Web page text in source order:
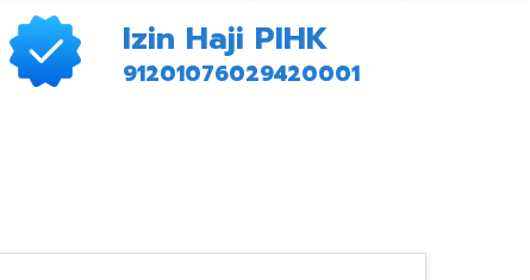
Izin Haji PIHK
91201076029420001